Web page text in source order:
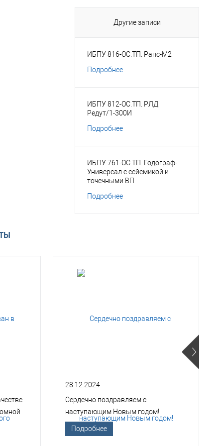
Другие записи
ИБПУ 816-ОС.ТП. Рапс-М2
Подробнее
ИБПУ 812-ОС.ТП. РЛД
Редут/1-300И
Подробнее
ИБПУ 761-ОС.ТП. Годограф-
Универсал с сейсмикой и
точечными ВП
Подробнее
28.12.2024
Сердечно поздравляем с
наступающим Новым годом!
Подробнее